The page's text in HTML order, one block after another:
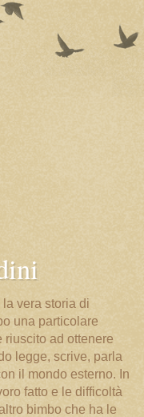
vera storia di
una particolare
riuscito ad ottenere
legge, scrive, parla
il mondo esterno. In
fatto e le difficoltà
bimbo che ha le